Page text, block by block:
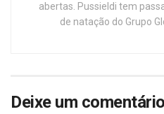
abertas. Pussieldi tem
de natação do Grupo
Deixe um comentário